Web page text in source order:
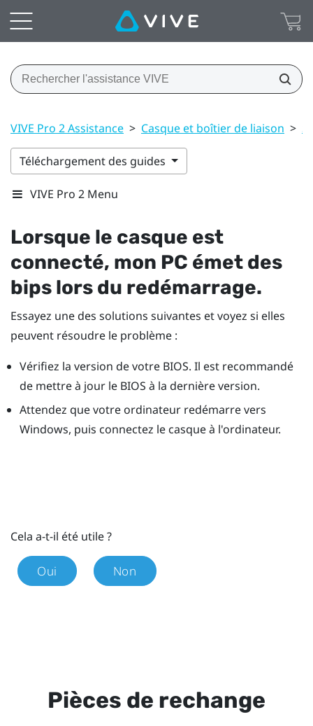
VIVE Pro 2 Assistance > Casque et boîtier de liaison >
Téléchargement des guides
VIVE Pro 2 Menu
Lorsque le casque est
connecté, mon PC émet des
bips lors du redémarrage.
Essayez une des solutions suivantes et voyez si elles
peuvent résoudre le problème :
Vérifiez la version de votre BIOS. Il est recommandé
de mettre à jour le BIOS à la dernière version.
Attendez que votre ordinateur redémarre vers
Windows, puis connectez le casque à l'ordinateur.
Cela a-t-il été utile ?
Oui Non
Pièces de rechange